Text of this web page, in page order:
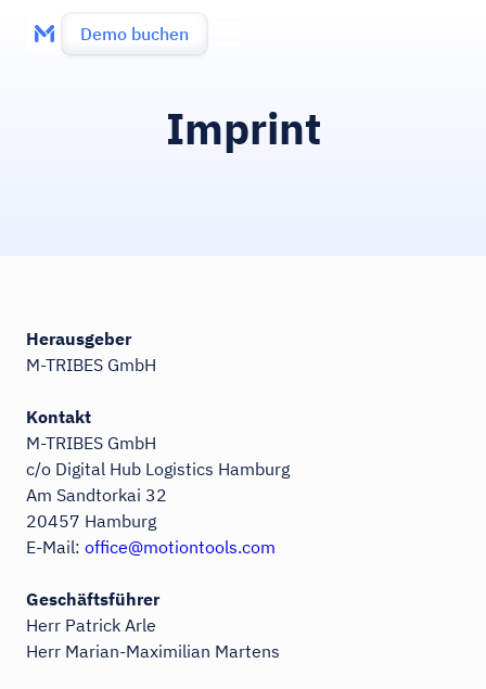
Demo buchen
Imprint
Herausgeber
M-TRIBES GmbH
Kontakt
M-TRIBES GmbH
c/o Digital Hub Logistics Hamburg
Am Sandtorkai 32
20457 Hamburg
E-Mail: office@motiontools.com
Geschäftsführer
Herr Patrick Arle
Herr Marian-Maximilian Martens